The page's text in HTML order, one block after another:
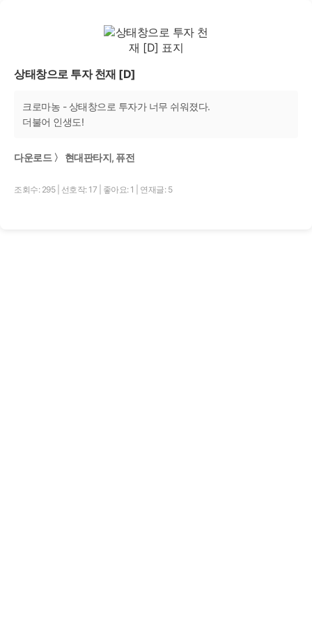
상태창으로 투자 천재 [D]
크로마농 - 상태창으로 투자가 너무 쉬워졌다.
더불어 인생도!
다운로드 〉 현대판타지, 퓨전
조회수: 295 선호작: 17 좋아요: 1 연재글: 5